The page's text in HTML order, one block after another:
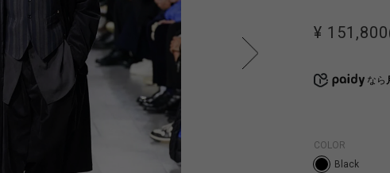
¥ 151,800
なら
COLOR
Black